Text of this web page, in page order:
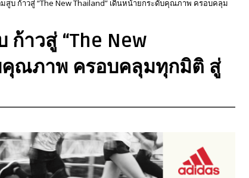
สูบ ก้าวสู่ “The New Thailand” เดินหน้ายกระดับคุณภาพ ครอบคลุม
ก้าวสู่ “The New
คุณภาพ ครอบคลุมทุกมิติ สู่